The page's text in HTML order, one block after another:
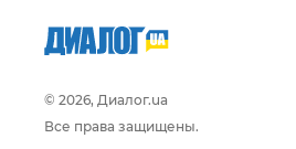
© 2026, Диалог.ua
Все права защищены.